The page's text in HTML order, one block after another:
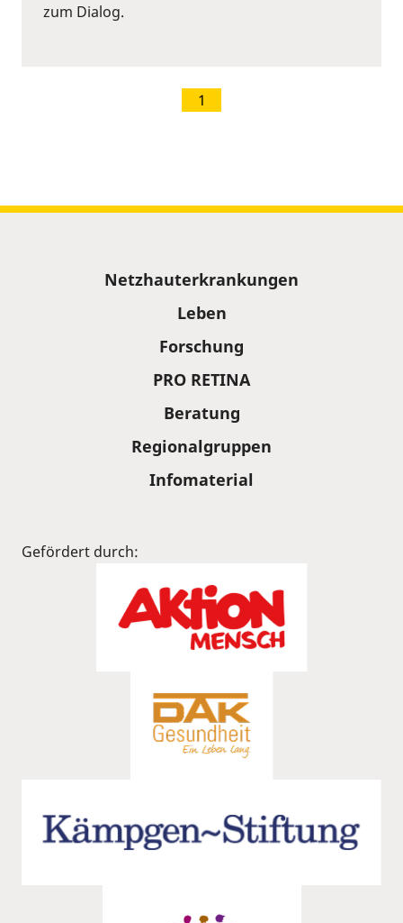
zum Dialog.
1
Netzhauterkrankungen
Leben
Forschung
PRO RETINA
Beratung
Regionalgruppen
Infomaterial
Gefördert durch: